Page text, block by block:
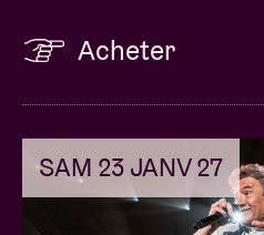
Acheter
SAM 23 JANV 27